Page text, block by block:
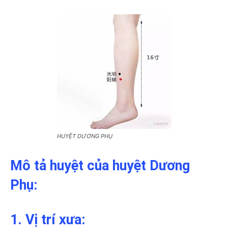
HUYỆT DƯƠNG PHỤ
Mô tả huyệt của huyệt Dương
Phụ:
1. Vị trí xưa: